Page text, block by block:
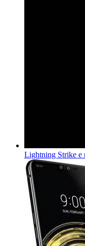
Lightning Strike